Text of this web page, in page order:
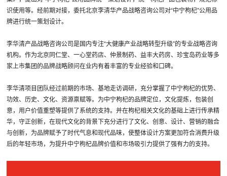
识使用等。经前期对接，委托北京李清华产品战略咨询公司对“中宁枸杞”公用品
牌进行统一策划设计。
李华清产品战略咨询公司是国内专注“大健康产业战略转型升级”的专业战略咨询
机构。作为北京同仁堂、一心堂药店、仲景制药、益丰大药房、珍宝岛药业等多
家上市集团的品牌战略顾问在业内有着丰富的专业经验和口碑。
李华清项目团队经过前期的市场、基地走访调研，充分掌握了中宁枸杞的优势、
功效、历史、文化、资源禀赋等。为中宁枸杞的品牌定位，文化提炼，包装创
意，用户价值重塑等提供了系统的支持。并在枸杞相关文化的基础上进行传承精
华，守正创新，在现代文化的背景下充分进行了文化、创意、设计、营销的融合
与创新，为品牌赋予了时代气息和现代品味，使整体设计方案更加符合消费升级
后的年轻市场，为提升中宁枸杞品牌价值和市场吸引力提供了强有力的支持。